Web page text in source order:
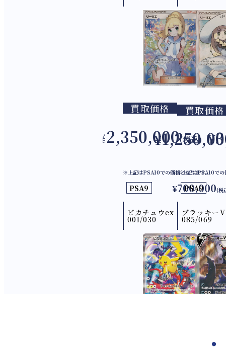
買取価格
¥2,350,000(税込)
※上記はPSA10での価格となります。
PSA9 ¥700,000(税
買取価格
¥
※上記はPSA10での
PSA9
¥
ピカチュウex
001/030
ブラッキーV
085/069